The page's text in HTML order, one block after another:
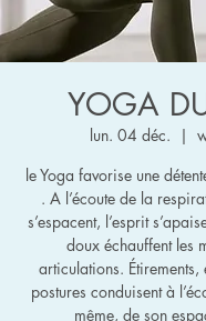
YOGA
lun. 04 déc.
  |
le Yoga favorise une
. A l’écoute de la
s’espacent, l’esprit
doux échauffent les
articulations. Étirements,
postures conduisent à
même, de son